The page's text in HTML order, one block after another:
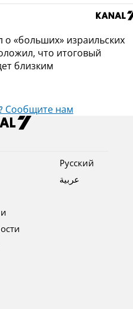
«больших» израильских
что итоговый
близким
Сообщите нам
Pусский
عربية